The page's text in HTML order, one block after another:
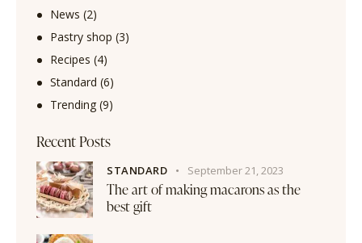
News (2)
Pastry shop (3)
Recipes (4)
Standard (6)
Trending(9)
Recent Posts
STANDARD September 21, 2023
The art of making macarons as the
best gift